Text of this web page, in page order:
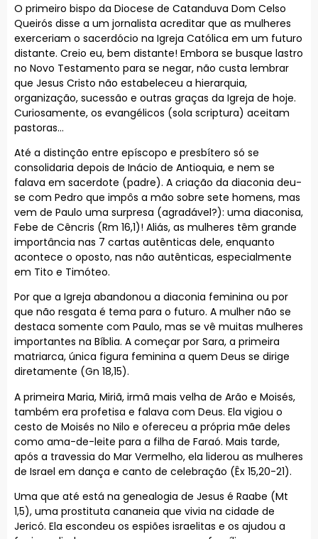
O primeiro bispo da Diocese de Catanduva Dom Celso
Queirós disse a um jornalista acreditar que as mulheres
exerceriam o sacerdócio na Igreja Católica em um futuro
distante. Creio eu, bem distante! Embora se busque lastro
no Novo Testamento para se negar, não custa lembrar
que Jesus Cristo não estabeleceu a hierarquia,
organização, sucessão e outras graças da Igreja de hoje.
Curiosamente, os evangélicos (sola scriptura) aceitam
pastoras…
Até a distinção entre epíscopo e presbítero só se
consolidaria depois de Inácio de Antioquia, e nem se
falava em sacerdote (padre). A criação da diaconia deu-
se com Pedro que impôs a mão sobre sete homens, mas
vem de Paulo uma surpresa (agradável?): uma diaconisa,
Febe de Cêncris (Rm 16,1)! Aliás, as mulheres têm grande
importância nas 7 cartas autênticas dele, enquanto
acontece o oposto, nas não autênticas, especialmente
em Tito e Timóteo.
Por que a Igreja abandonou a diaconia feminina ou por
que não resgata é tema para o futuro. A mulher não se
destaca somente com Paulo, mas se vê muitas mulheres
importantes na Bíblia. A começar por Sara, a primeira
matriarca, única figura feminina a quem Deus se dirige
diretamente (Gn 18,15).
A primeira Maria, Miriã, irmã mais velha de Arão e Moisés,
também era profetisa e falava com Deus. Ela vigiou o
cesto de Moisés no Nilo e ofereceu a própria mãe deles
como ama-de-leite para a filha de Faraó. Mais tarde,
após a travessia do Mar Vermelho, ela liderou as mulheres
de Israel em dança e canto de celebração (Êx 15,20-21).
Uma que até está na genealogia de Jesus é Raabe (Mt
1,5), uma prostituta cananeia que vivia na cidade de
Jericó. Ela escondeu os espiões israelitas e os ajudou a